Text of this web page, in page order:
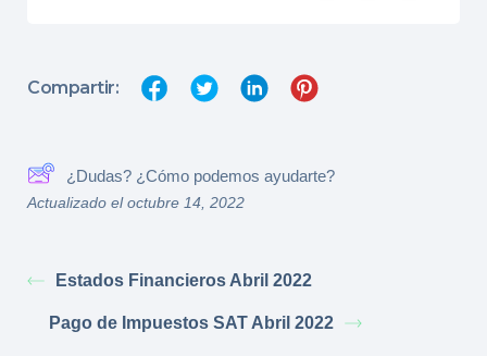
Compartir:
¿Dudas? ¿Cómo podemos ayudarte?
Actualizado el octubre 14, 2022
Estados Financieros Abril 2022
Pago de Impuestos SAT Abril 2022